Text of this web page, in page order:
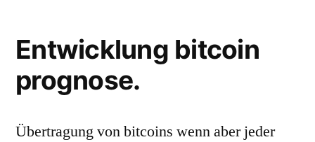
Entwicklung bitcoin
prognose.
Übertragung von bitcoins wenn aber jeder